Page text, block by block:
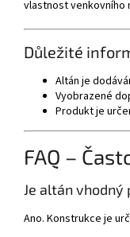
vlastnost venkovního
Důležité
Altán je
Vyobrazené
Produkt je
FAQ –
Je altán vhodný
Ano. Konstrukce je